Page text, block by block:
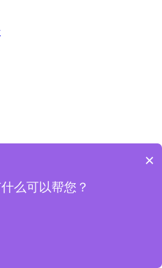
×
么可以帮您？